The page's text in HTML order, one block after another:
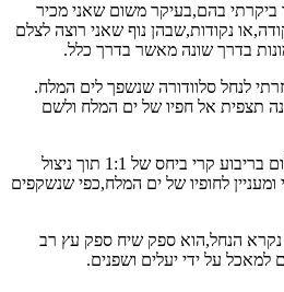
ביקרתי בהם,בעיקר משום שאני מכיר
נקודות,שבהן נוף שאני רוצה לצלם
בדרך שונה מאשר בדרך כלל.
לנחל סלוודורה שנשפך לים המלח.
תצפית אל חפיו של ים המלח ולשם
את המצלמה שלי קינפגתי לצילום בריבוע קרי ביחס של 1:1 תוך ניצול
לחופיו של ים המלח,כפי שנשקפים
הנחל,הוא ספק שיח ספק עץ רב
למאכל על ידי יעלים ושפנים.